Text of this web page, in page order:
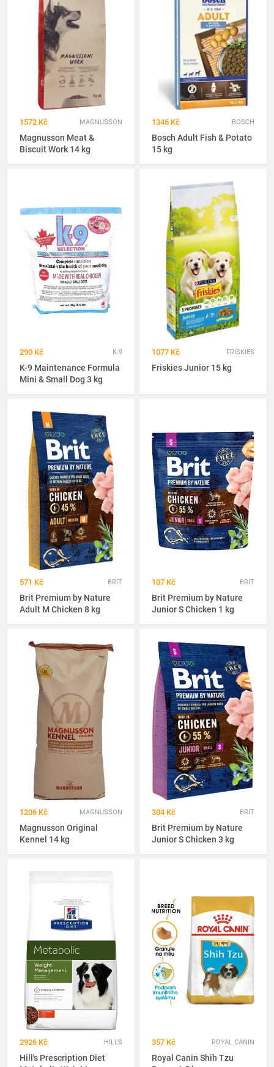
1572 Kč MAGNUSSON
Magnusson Meat &
Biscuit Work 14 kg
1346 Kč BOSCH
Bosch Adult Fish & Potato
15 kg
290 Kč K-9
K-9 Maintenance Formula
Mini & Small Dog 3 kg
1077 Kč FRISKIES
Friskies Junior 15 kg
571 Kč BRIT
Brit Premium by Nature
Adult M Chicken 8 kg
107 Kč BRIT
Brit Premium by Nature
Junior S Chicken 1 kg
1206 Kč MAGNUSSON
Magnusson Original
Kennel 14 kg
304 Kč BRIT
Brit Premium by Nature
Junior S Chicken 3 kg
2926 Kč HILL'S
Hill's Prescription Diet
357 Kč ROYAL CANIN
Royal Canin Shih Tzu